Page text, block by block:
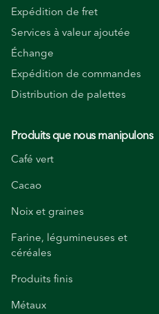
Expédition de fret
Services à valeur ajoutée
Échange
Expédition de commandes
Distribution de palettes
Produits que nous manipulons
Café vert
Cacao
Noix et graines
Farine, légumineuses et
céréales
Produits finis
Métaux